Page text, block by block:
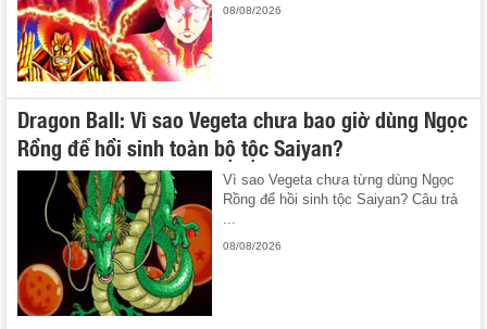
08/08/2026
Dragon Ball: Vì sao Vegeta chưa bao giờ dùng Ngọc
Rồng để hồi sinh toàn bộ tộc Saiyan?
Vì sao Vegeta chưa từng dùng Ngọc
Rồng để hồi sinh tộc Saiyan? Câu trả
08/08/2026